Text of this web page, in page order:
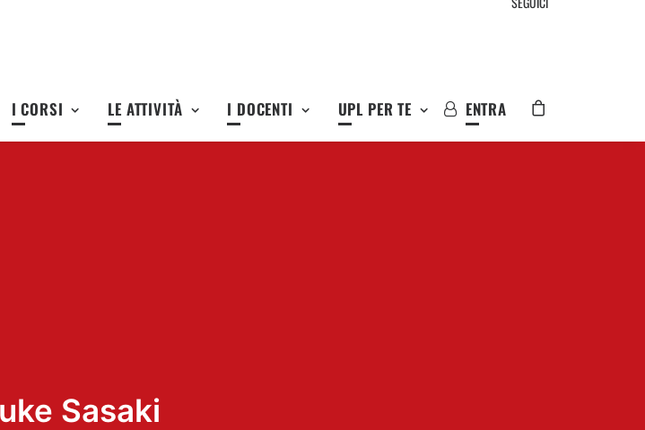
I CORSI LE ATTIVITÀ I DOCENTI UPL PER TE ENTRA
Sasaki